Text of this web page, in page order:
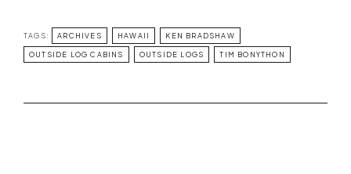
TAGS: ARCHIVES HAWAII KEN BRADSHAW
OUTSIDE LOG CABINS OUTSIDE LOGS TIM BONYTHON